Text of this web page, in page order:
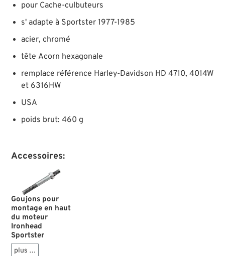
pour Cache-culbuteurs
s' adapte à Sportster 1977-1985
acier, chromé
tête Acorn hexagonale
remplace référence Harley-Davidson HD 4710, 4014W
et 6316HW
USA
poids brut: 460 g
Accessoires:
Goujons pour
montage en haut
du moteur
Ironhead
Sportster
plus …